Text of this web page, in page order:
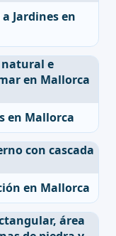
Jardines en
en Mallorca
en Mallorca